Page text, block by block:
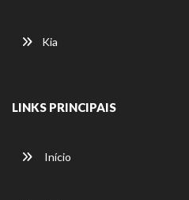
Kia
LINKS PRINCIPAIS
Início